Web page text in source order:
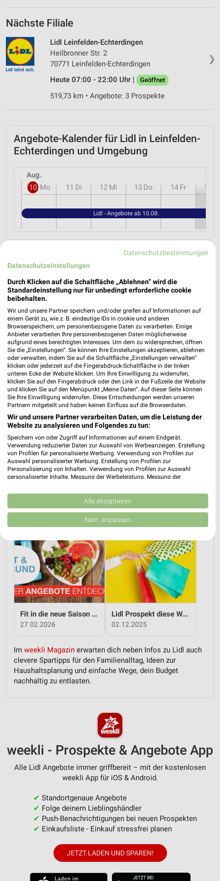
Nächste Filiale
❯
Lidl Leinfelden-Echterdingen
Heilbronner Str. 2
70771 Leinfelden-Echterdingen
Heute 07:00 - 22:00 Uhr |
Geöffnet
519,73 km • Angebote: 3 Prospekte
Angebote-Kalender für Lidl in Leinfelden-
Echterdingen und Umgebung
Aug.
10 Mo 11 Di 12 Mi 13 Do 14 Fr 15
Lidl - Angebote ab 10.08.
MEHR PROSPEKTE
weekli Magazin
Erlebe mit Lidl und Andre Agassi die neuesten Silvercrest Küchengeräte
17.04.2026
Mit Lidl Plus 3 für 2 - im laut DtGv besten Backshop
10.04.2026
Ostern mit Lidl genießen Von Anfang an clever sparen mit Lidl
14.01.2026
Fit in die neue Saison - mit Lidl!
27.02.2026
Lidl Prospekt diese Woche
02.12.2025
Im weekli Magazin erwarten dich neben Infos zu Lidl auch
clevere Spartipps für den Familienalltag, Ideen zur
Haushaltsplanung und einfache Wege, dein Budget
nachhaltig zu entlasten.
weekli - Prospekte & Angebote App
Alle Lidl Angebote immer griffbereit – mit der kostenlosen
weekli App für iOS & Android.
✔ Standortgenaue Angebote
✔ Folge deinem Lieblingshändler
✔ Push-Benachrichtigungen bei neuen Prospekten
✔ Einkaufsliste - Einkauf stressfrei planen
JETZT LADEN UND SPAREN!
Datenschutzbestimmungen
Datenschutzeinstellungen
Durch Klicken auf die Schaltfläche „Ablehnen“ wird die
Standardeinstellung nur für unbedingt erforderliche cookie
beibehalten.
Wir und unsere Partner speichern und/oder greifen auf Informationen auf
einem Gerät zu, wie z. B. eindeutige IDs in cookie und anderen
Browserspeichern, um personenbezogene Daten zu verarbeiten. Einige
Anbieter verarbeiten Ihre personenbezogenen Daten möglicherweise
aufgrund eines berechtigten Interesses. Um dem zu widersprechen, öffnen
Sie die „Einstellungen“. Sie können Ihre Einstellungen akzeptieren, ablehnen
oder verwalten, indem Sie auf die Schaltfläche „Einstellungen verwalten“
klicken oder jederzeit auf die Fingerabdruck-Schaltfläche in der linken
unteren Ecke der Website klicken. Um Ihre Einwilligung zu widerrufen,
klicken Sie auf den Fingerabdruck oder den Link in der Fußzeile der Website
und klicken Sie auf den Menüpunkt „Meine Daten“. Auf dieser Seite können
Sie Ihre Einwilligung widerrufen. Diese Entscheidungen werden unseren
Partnern mitgeteilt und haben keinen Einfluss auf die Browserdaten.
Wir und unsere Partner verarbeiten Daten, um die Leistung der
Website zu analysieren und Folgendes zu tun:
Speichern von oder Zugriff auf Informationen auf einem Endgerät.
Verwendung reduzierter Daten zur Auswahl von Werbeanzeigen. Erstellung
von Profilen für personalisierte Werbung. Verwendung von Profilen zur
Auswahl personalisierter Werbung. Erstellung von Profilen zur
Personalisierung von Inhalten. Verwendung von Profilen zur Auswahl
personalisierter Inhalte. Messung der Werbeleistung. Messung der
Kombinationen von Daten aus verschiedenen Quellen. Entwicklung und
Verbesserung der Angebote. Verwendung reduzierter Daten zur Auswahl
von Inhalten.
Daten können außerhalb der Europäischen Union weitergegeben und in die
USA gesendet werden.
Website/App.
Partnerliste anzeigen (1 IAB-Anbieter)
Wir nutzen Ihre Daten für folgende Zwecke:
IAB-Verarbeitungszwecke:
Speichern von oder Zugriff auf Informationen
auf einem Endgerät
Verwendung reduzierter Daten zur Auswahl von
Erstellung von Profilen für personalisierte
Werbung
Verwendung von Profilen zur Auswahl
Verwendung von Profilen zur Auswahl
personalisierter Inhalte
Messung der Werbeleistung
Analyse von Zielgruppen durch Statistiken oder
Kombinationen von Daten aus verschiedenen
Entwicklung und Verbesserung der Angebote
Verwendung reduzierter Daten zur Auswahl von
Inhalten
Alle akzeptieren
Nein, anpassen